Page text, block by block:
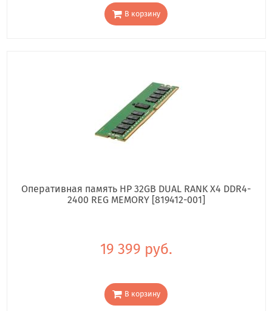
В корзину
Оперативная память HP 32GB DUAL RANK X4 DDR4-
2400 REG MEMORY [819412-001]
19 399 руб.
В корзину